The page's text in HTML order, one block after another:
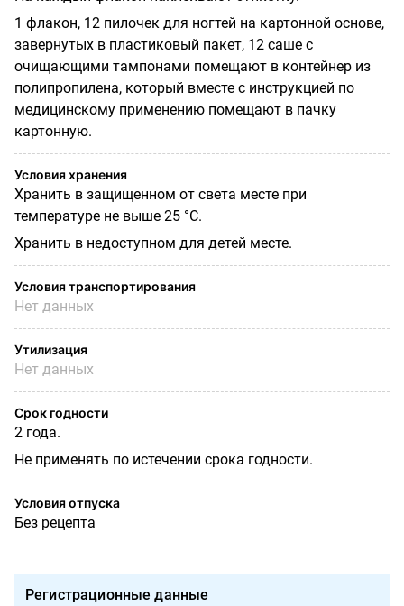
1 флакон, 12 пилочек для ногтей на картонной основе,
завернутых в пластиковый пакет, 12 саше с
очищающими тампонами помещают в контейнер из
полипропилена, который вместе с инструкцией по
медицинскому применению помещают в пачку
картонную.
Условия хранения
Хранить в защищенном от света месте при
температуре не выше 25 °С.
Хранить в недоступном для детей месте.
Условия транспортирования
Нет данных
Утилизация
Нет данных
Срок годности
2 года.
Не применять по истечении срока годности.
Условия отпуска
Без рецепта
Регистрационные данные